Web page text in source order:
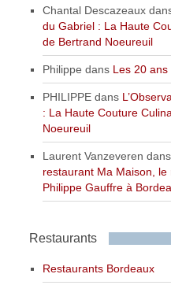
Chantal Descazeaux
du Gabriel : La Haute
de Bertrand Noeureuil
Philippe dans Les 20 ans
PHILIPPE dans
: La Haute Couture
Noeureuil
Laurent Vanzeveren dans
restaurant Ma Maison,
Philippe Gauffre à
Restaurants
Restaurants Bordeaux